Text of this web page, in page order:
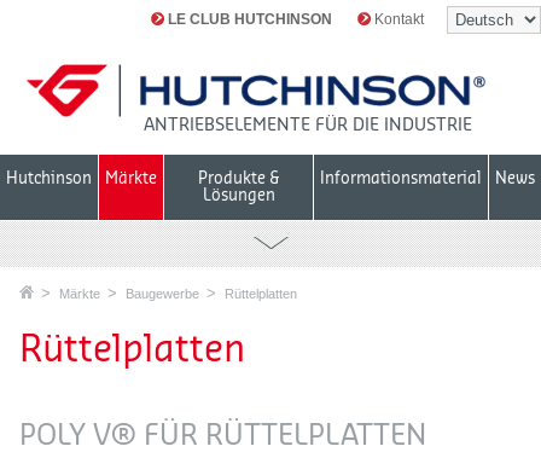
LE CLUB HUTCHINSON Kontakt
ANTRIEBSELEMENTE FÜR DIE INDUSTRIE
Hutchinson Märkte
Produkte &
Lösungen
Informationsmaterial News
Märkte Baugewerbe Rüttelplatten
Rüttelplatten
POLY V® FÜR RÜTTELPLATTEN